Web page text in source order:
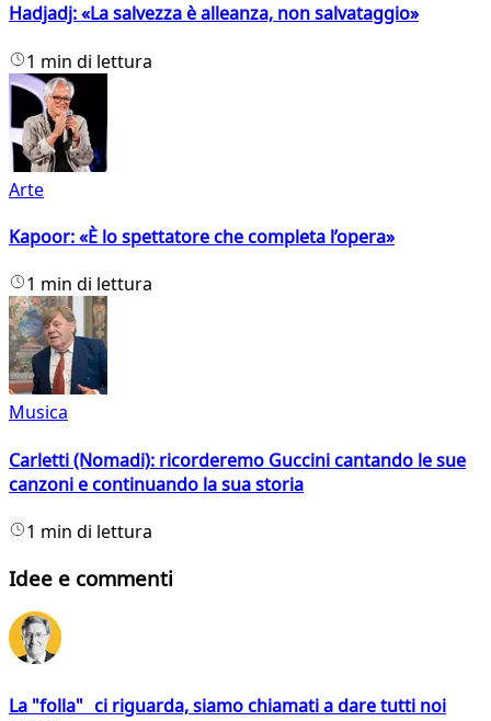
Hadjadj: «La salvezza è alleanza, non salvataggio»
1 min di lettura
Arte
Kapoor: «È lo spettatore che completa l’opera»
1 min di lettura
Musica
Carletti (Nomadi): ricorderemo Guccini cantando le sue
canzoni e continuando la sua storia
1 min di lettura
Idee e commenti
La "folla" ci riguarda, siamo chiamati a dare tutti noi